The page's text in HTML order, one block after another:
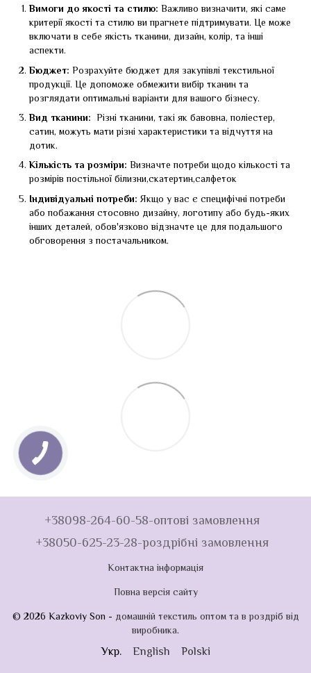
Вимоги до якості та стилю: Важливо визначити, які саме
критерії якості та стилю ви прагнете підтримувати. Це може
включати в себе якість тканини, дизайн, колір, та інші
аспекти.
Бюджет: Розрахуйте бюджет для закупівлі текстильної
продукції. Це допоможе обмежити вибір тканин та
розглядати оптимальні варіанти для вашого бізнесу.
Вид тканини: Різні тканини, такі як бавовна, поліестер,
сатин, можуть мати різні характеристики та відчуття на
дотик.
Кількість та розміри: Визначте потреби щодо кількості та
розмірів постільної білизни,скатертин,салфеток
Індивідуальні потреби: Якщо у вас є специфічні потреби
або побажання стосовно дизайну, логотипу або будь-яких
інших деталей, обов'язково відзначте це для подальшого
обговорення з постачальником.
+38098-264-60-58-оптові замовлення
+38050-625-23-28-роздрібні замовлення
Контактна інформація
Повна версія сайту
© 2026 Kazkoviy Son - домашній текстиль оптом та в роздріб від
виробника.
Укр. English Polski